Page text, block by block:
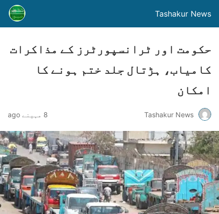
Tashakur News
حکومت اور ٹرانسپورٹرز کے مذاکرات
کامیاب، ہڑتال جلد ختم ہونے کا
امکان
Tashakur News 8 مہینے ago